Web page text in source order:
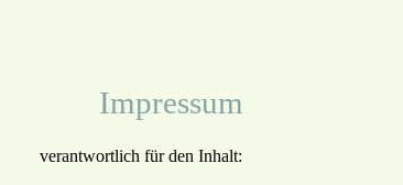
Impressum
verantwortlich für den Inhalt: